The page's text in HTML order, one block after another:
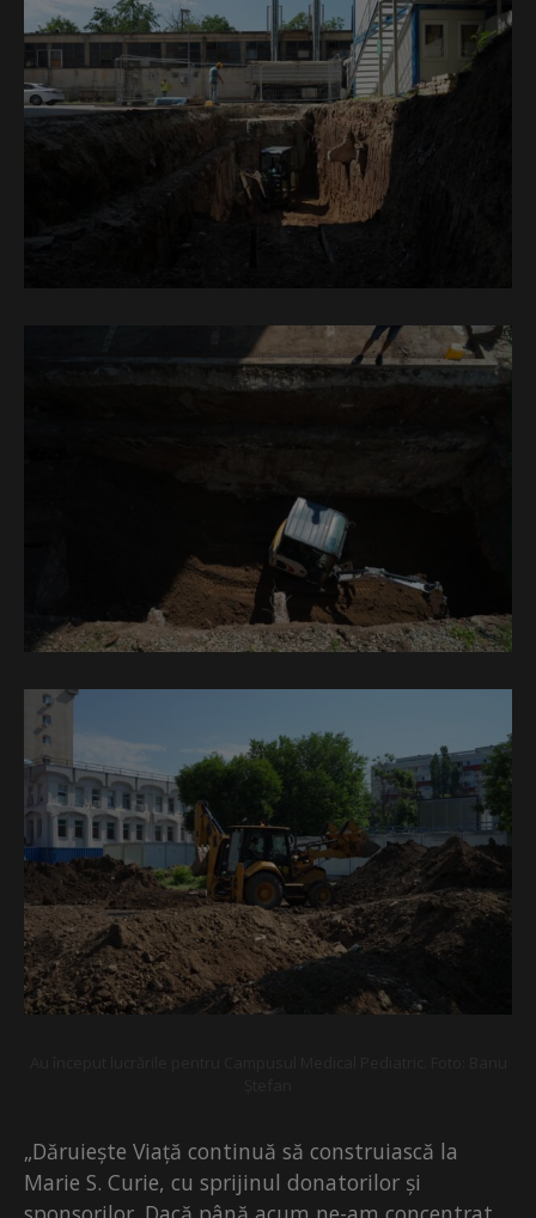
„Dăruiește Viață continuă să construiască la
Marie S. Curie, cu sprijinul donatorilor și